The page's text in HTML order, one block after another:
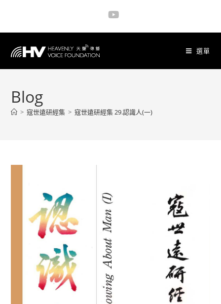
選單
Blog
> 寇世遠研經集 > 寇世遠研經集 29.認識人(一)